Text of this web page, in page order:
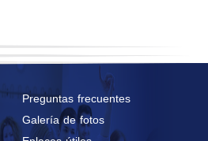
Preguntas frecuentes
Galería de fotos